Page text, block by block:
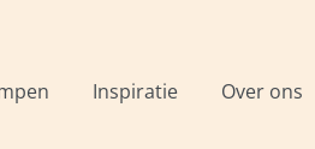
Inspiratie Over ons